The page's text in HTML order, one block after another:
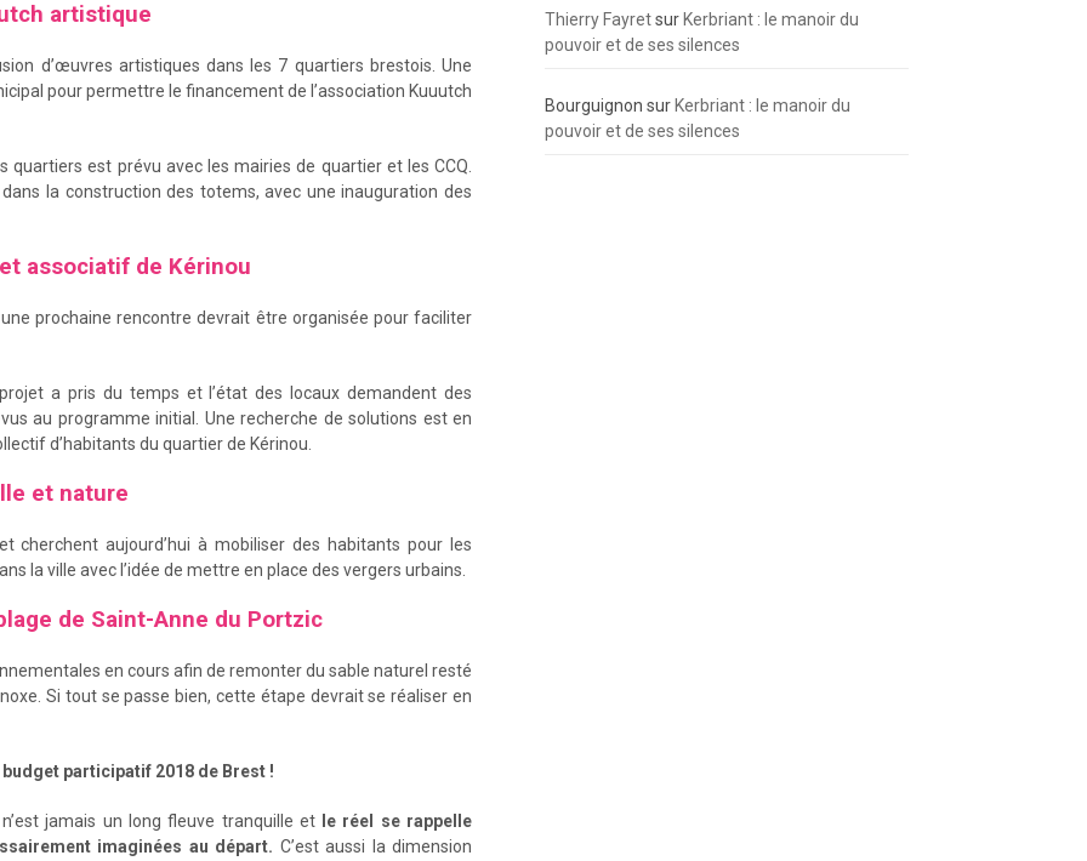
artistique
d’œuvres artistiques dans les 7 quartiers brestois. Une
pour permettre le financement de l’association Kuuutch
est prévu avec les mairies de quartier et les CCQ.
la construction des totems, avec une inauguration des
associatif de Kérinou
prochaine rencontre devrait être organisée pour faciliter
a pris du temps et l’état des locaux demandent des
au programme initial. Une recherche de solutions est en
d’habitants du quartier de Kérinou.
et nature
aujourd’hui à mobiliser des habitants pour les
la ville avec l’idée de mettre en place des vergers urbains.
de Saint-Anne du Portzic
en cours afin de remonter du sable naturel resté
Si tout se passe bien, cette étape devrait se réaliser en
participatif 2018 de Brest !
jamais un long fleuve tranquille et
le réel se rappelle
imaginées au départ. C’est aussi la dimension
Thierry Fayretsur Kerbriant : le manoir du
pouvoir et de ses silences
Bourguignon sur Kerbriant : le manoir du
pouvoir et de ses silences